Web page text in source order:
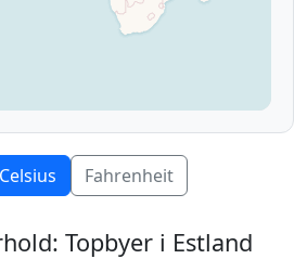
Celsius Fahrenheit
Topbyer i Estland